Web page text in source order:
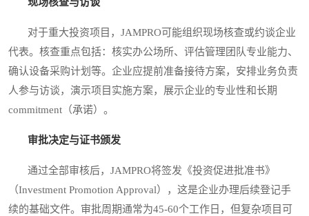
现场核查与访谈
对于重大投资项目，JAMPRO可能组织现场核查或约谈企业
代表。核查重点包括：核实办公场所、评估管理团队专业能力、
确认设备采购计划等。企业应提前准备接待方案，安排业务负责
人参与访谈，演示项目实施方案，展示企业的专业性和长期
commitment（承诺）。
审批决定与证书颁发
通过全部审核后，JAMPRO将签发《投资促进批准书》
（Investment Promotion Approval），这是企业办理后续登记手
续的基础文件。审批周期通常为45-60个工作日，但复杂项目可